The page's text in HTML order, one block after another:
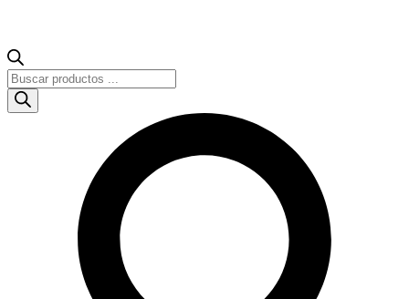
Búsqueda
de
productos